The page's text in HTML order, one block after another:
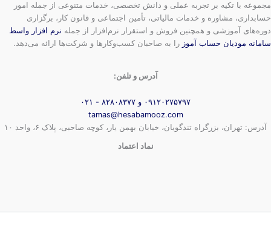
مجموعه با تکیه بر تجربه عملی و دانش تخصصی، خدمات متنوعی از جمله امور
حسابداری، مشاوره و خدمات مالیاتی، تأمین اجتماعی و قانون کار، برگزاری
دوره‌های آموزشی و همچنین فروش و استقرار نرم‌افزار از جمله نرم افزار واسط
سامانه مودیان حساب آموز را به صاحبان کسب‌وکارها و شرکت‌ها ارائه می‌دهد.
آدرس و تلفن:
۰۹۱۲۰۲۷۵۷۹۷ و ۸۲۸۰۸۳۷۷ - ۰۲۱
tamas@hesabamooz.com
آدرس: تهران، بزرگراه تندگویان، خیابان بهمن یار، کوچه صاحبی، پلاک ۶، واحد ۱۰
نماد اعتماد